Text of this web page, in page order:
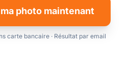
photo maintenant
carte bancaire · Résultat par email